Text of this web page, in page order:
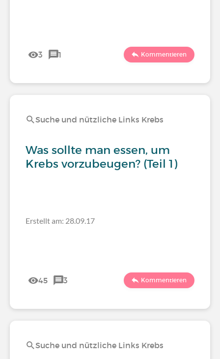
3 1 Kommentieren
Suche und nützliche Links Krebs
Was sollte man essen, um
Krebs vorzubeugen? (Teil 1)
Erstellt am: 28.09.17
45 3 Kommentieren
Suche und nützliche Links Krebs